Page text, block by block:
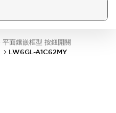
平面鑲嵌框型 按鈕開關
LW6GL-A1C62MY